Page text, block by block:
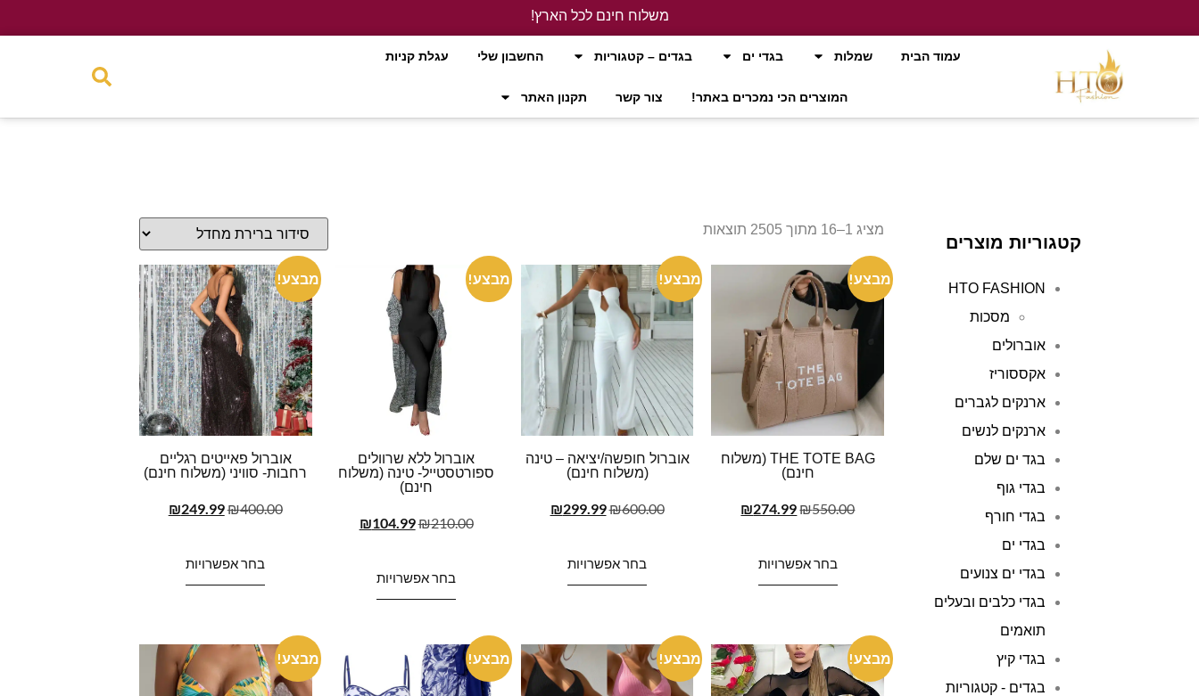
משלוח חינם לכל הארץ!
עמוד הבית
שמלות בגדי ים בגדים – קטגוריות החשבון שלי עגלת קניות
המוצרים הכי נמכרים באתר! צור קשר תקנון האתר
קטגוריות מוצרים
HTO FASHION
מסכות
אוברולים
אקססוריז
ארנקים לגברים
ארנקים לנשים
בגד ים שלם
בגדי גוף
בגדי חורף
בגדי ים
בגדי ים צנועים
בגדי כלבים ובעלים
תואמים
בגדי קיץ
בגדים - קטגוריות
מציג 1–16 מתוך 2505 תוצאות
מבצע!
THE TOTE BAG (משלוח
חינם)
₪550.00
₪274.99
בחר אפשרויות
מבצע!
אוברול חופשה/יציאה – טינה
(משלוח חינם)
₪600.00
₪299.99
בחר אפשרויות
מבצע!
אוברול ללא שרוולים
ספורטסטייל- טינה (משלוח
חינם)
₪210.00
₪104.99
בחר אפשרויות
מבצע!
אוברול פאייטים רגליים
רחבות- סוויני (משלוח חינם)
₪400.00
₪249.99
בחר אפשרויות
מבצע! מבצע! מבצע! מבצע!